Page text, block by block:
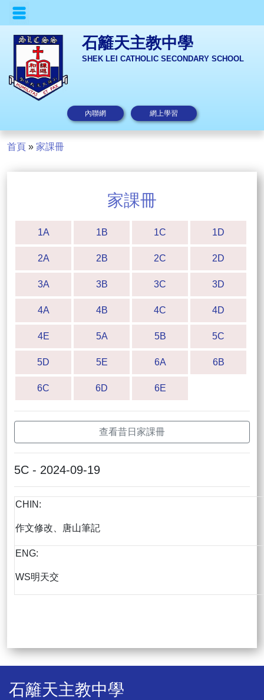
石籬天主教中學
SHEK LEI CATHOLIC SECONDARY SCHOOL
內聯網 網上學習
首頁 » 家課冊
家課冊
1A 1B 1C 1D
2A 2B 2C 2D
3A 3B 3C 3D
4A 4B 4C 4D
4E 5A 5B 5C
5D 5E 6A 6B
6C 6D 6E
查看昔日家課冊
5C - 2024-09-19
CHIN:
作文修改、唐山筆記
ENG:
WS明天交
石籬天主教中學